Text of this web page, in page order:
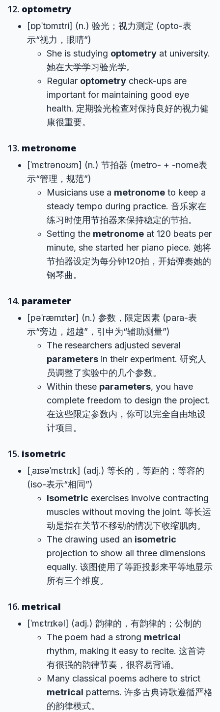
12. optometry
[ɒpˈtɒmɪtri] (n.) 验光；视力测定 (opto-表
示“视力，眼睛”)
She is studying optometry at university.
她在大学学习验光学。
Regular optometry check-ups are
important for maintaining good eye
health. 定期验光检查对保持良好的视力健
康很重要。
13. metronome
[ˈmɛtrənoʊm] (n.) 节拍器 (metro- + -nome表
示“管理，规范”)
Musicians use a metronome to keep a
steady tempo during practice. 音乐家在
练习时使用节拍器来保持稳定的节拍。
Setting the metronome at 120 beats per
minute, she started her piano piece. 她将
节拍器设定为每分钟120拍，开始弹奏她的
钢琴曲。
14. parameter
[pəˈræmɪtər] (n.) 参数，限定因素 (para-表
示“旁边，超越”，引申为“辅助测量”)
The researchers adjusted several
parameters in their experiment. 研究人
员调整了实验中的几个参数。
Within these parameters, you have
complete freedom to design the project.
在这些限定参数内，你可以完全自由地设
计项目。
15. isometric
[ˌaɪsəˈmɛtrɪk] (adj.) 等长的，等距的；等容的
(iso-表示“相同”)
Isometric exercises involve contracting
muscles without moving the joint. 等长运
动是指在关节不移动的情况下收缩肌肉。
The drawing used an isometric
projection to show all three dimensions
equally. 该图使用了等距投影来平等地显示
所有三个维度。
16. metrical
[ˈmɛtrɪkəl] (adj.) 韵律的，有韵律的；公制的
The poem had a strong metrical
rhythm, making it easy to recite. 这首诗
有很强的韵律节奏，很容易背诵。
Many classical poems adhere to strict
metrical patterns. 许多古典诗歌遵循严格
的韵律模式。